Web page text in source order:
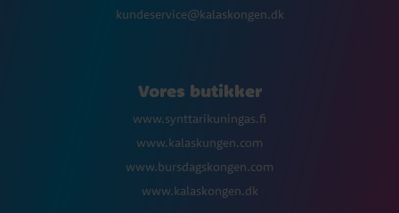
kundeservice@kalaskongen.dk
Vores butikker
www.synttarikuningas.fi
www.kalaskungen.com
www.bursdagskongen.com
www.kalaskongen.dk